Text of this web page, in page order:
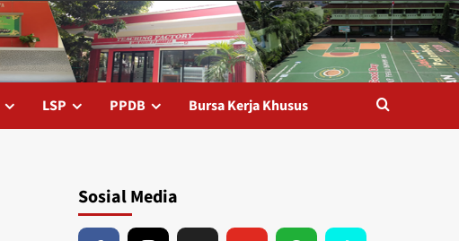
LSP PPDB Bursa Kerja Khusus
Sosial Media